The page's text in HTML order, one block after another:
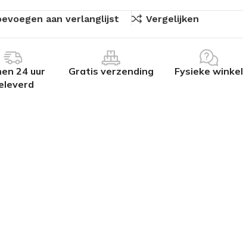
aan verlanglijst Vergelijken
24 uur
Gratis verzending Fysieke winkel